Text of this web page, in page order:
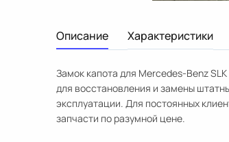
Описание Характеристики
Замок капота для Mercedes-Benz
для восстановления и замены
эксплуатации. Для постоянных
запчасти по разумной цене.